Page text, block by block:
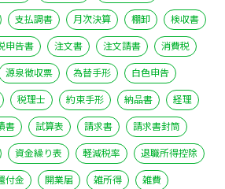
支払調書 月次決算 棚卸
検収書
申告書 注文書 注文請書
消費税
源泉徴収票 為替手形
白色申告
税理士 約束手形 納品書
経理
書 試算表 請求書
請求書封筒
資金繰り表 軽減税率
退職所得控除
付金 開業届 雑所得
雑費